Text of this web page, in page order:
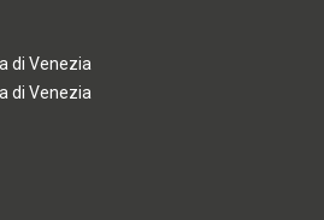
di Venezia
di Venezia